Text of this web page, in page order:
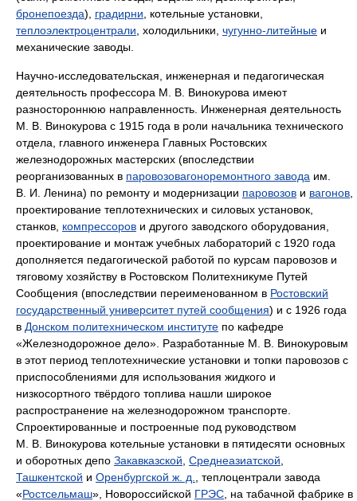
бронепоезда), градирни , котельные установки,
теплоэлектроцентрали , холодильники, чугунно-литейные и
механические заводы.
Научно-исследовательская, инженерная и педагогическая
деятельность профессора М. В. Винокурова имеют
разностороннюю направленность. Инженерная деятельность
М. В. Винокурова с 1915 года в роли начальника технического
отдела, главного инженера Главных Ростовских
железнодорожных мастерских (впоследствии
реорганизованных в паровозовагоноремонтного завода им.
В. И. Ленина) по ремонту и модернизации паровозов и вагонов
проектирование теплотехнических и силовых установок,
станков, компрессоров и другого заводского оборудования,
проектирование и монтаж учебных лабораторий с 1920 года
дополняется педагогической работой по курсам паровозов и
тяговому хозяйству в Ростовском Политехникуме Путей
Сообщения (впоследствии переименованном в Ростовский
государственный университет путей сообщения) и с 1926 года
в Донском политехническом институте по кафедре
«Железнодорожное дело». Разработанные М. В. Винокуровым
в этот период теплотехнические установки и топки паровозов с
приспособлениями для использования жидкого и
низкосортного твёрдого топлива нашли широкое
распространение на железнодорожном транспорте.
Спроектированные и построенные под руководством
М. В. Винокурова котельные установки в пятидесяти основных
и оборотных депо Закавказской Среднеазиатской
Ташкентской и Оренбургской ж. д.
, теплоцентрали завода
«Ростсельмаш», Новороссийской ГРЭС , на табачной фабрике в